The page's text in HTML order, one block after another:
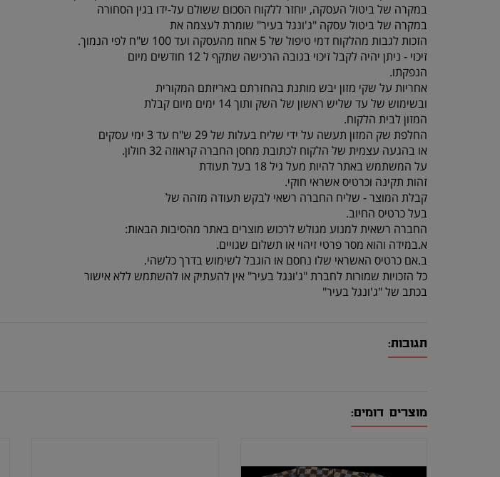
במקרה של ביטול העסקה, יוחזר ללקוח הסכום ששולם על-ידו בגין הסחורה
במקרה של ביטול עסקה "ג'ונגל בעיר" שומרת לעצמה את
הזכות לגבות מהלקוח דמי טיפול של 5 אחוז מהעסקה ועד 100 ש"ח לפי הנמוך.
זיכוי - ניתן יהיה לקבל זיכוי בגובה הרכישה שתקף ל 12 חודשים מיום
הנפקתו.
אחריות על שקי מזון יבש מותנת בהחזרתם באריזתם המקורית
ובשימוש של עד שליש ראשון של השק ותוך 14 ימים מיום קבלת
המזון לבית הלקוח.
החלפת שק המזון תעשה על ידי שליח בעלות של 29 ש"ח עד 3 ימי עסקים
או בהגעה עצמית של הלקוח לכתובת מחסן החברה קראוזה 32 חולון.
על המשתמש באתר להיות מעל גיל 18 בעל תעודת
זהות תקינה וכרטיס אשראי חוקי.
קבלת המוצר - שליח החברה רשאי לבקש תעודה מזהה של
בעל כרטיס החיוב.
החברה רשאית למנוע מגולש לרכוש מוצרים באתר מהסיבות הבאות:
א.במידה והוא מסר פרטי זיהוי או תשלום שגויים.
ב.אם כרטיס האשראי שלו נחסם או הוגבל לשימוש בדרך כלשהי.
כל הזכויות שמורות לחברת "ג'ונגל בעיר" אין להעתיק או להשתמש ללא אישור
בכתב של "ג'ונגל בעיר"
תגובות:
מוצרים דומים: